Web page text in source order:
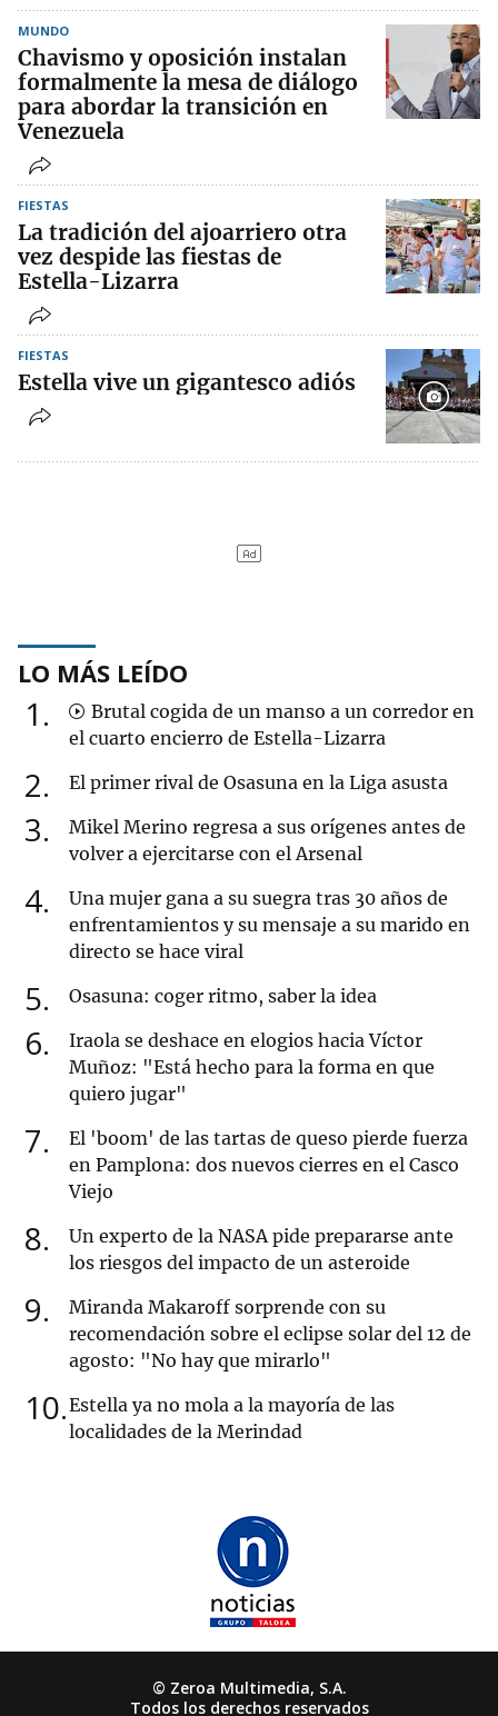
MUNDO
Chavismo y oposición instalan
formalmente la mesa de diálogo
para abordar la transición en
Venezuela
FIESTAS
La tradición del ajoarriero otra
vez despide las fiestas de
Estella-Lizarra
FIESTAS
Estella vive un gigantesco adiós
LO MÁS LEÍDO
1
Brutal cogida de un manso a un corredor en
el cuarto encierro de Estella-Lizarra
2 El primer rival de Osasuna en la Liga asusta
3
Mikel Merino regresa a sus orígenes antes de
volver a ejercitarse con el Arsenal
4
Una mujer gana a su suegra tras 30 años de
enfrentamientos y su mensaje a su marido en
directo se hace viral
5 Osasuna: coger ritmo, saber la idea
6
Iraola se deshace en elogios hacia Víctor
Muñoz: "Está hecho para la forma en que
quiero jugar"
7
El 'boom' de las tartas de queso pierde fuerza
en Pamplona: dos nuevos cierres en el Casco
Viejo
8
Un experto de la NASA pide prepararse ante
los riesgos del impacto de un asteroide
9
Miranda Makaroff sorprende con su
recomendación sobre el eclipse solar del 12 de
agosto: "No hay que mirarlo"
10 Estella ya no mola a la mayoría de las
localidades de la Merindad
© Zeroa Multimedia, S.A.
Todos los derechos reservados